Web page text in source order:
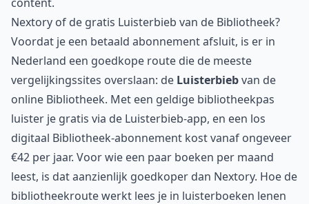
Nextory of de gratis Luisterbieb van de Bibliotheek?
Voordat je een betaald abonnement afsluit, is er in
Nederland een goedkope route die de meeste
vergelijkingssites overslaan: de Luisterbiebvan de
online Bibliotheek. Met een geldige bibliotheekpas
luister je gratis via de Luisterbieb-app, en een los
digitaal Bibliotheek-abonnement kost vanaf ongeveer
€42 per jaar. Voor wie een paar boeken per maand
leest, is dat aanzienlijk goedkoper dan Nextory. Hoe de
bibliotheekroute werkt lees je in luisterboeken lenen